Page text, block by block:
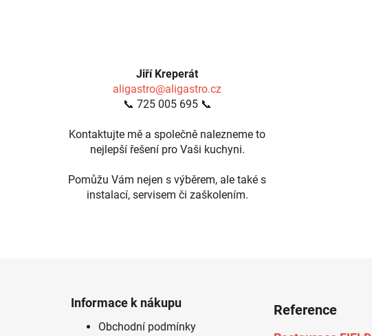
Jiří Kreperát
aligastro@aligastro.cz
📞 725 005 695 📞
Kontaktujte mě a společně nalezneme to
nejlepší řešení pro Vaši kuchyni.
Pomůžu Vám nejen s výběrem, ale také s
instalací, servisem či zaškolením.
Informace k nákupu
Obchodní podmínky
Reference